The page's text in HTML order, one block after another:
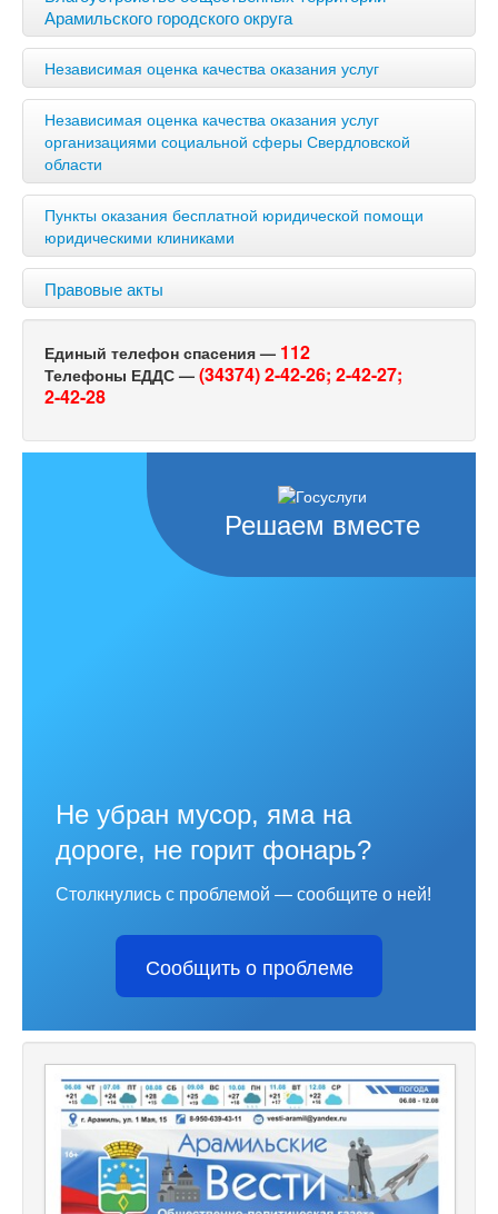
Арамильского городского округа
Независимая оценка качества оказания услуг
Независимая оценка качества оказания услуг
организациями социальной сферы Свердловской
области
Пункты оказания бесплатной юридической помощи
юридическими клиниками
Правовые акты
Единый телефон спасения — 112
Телефоны ЕДДС — (34374) 2-42-26; 2-42-27;
2-42-28
Решаем вместе
Не убран мусор, яма на
дороге, не горит фонарь?
Столкнулись с проблемой — сообщите о ней!
Сообщить о проблеме